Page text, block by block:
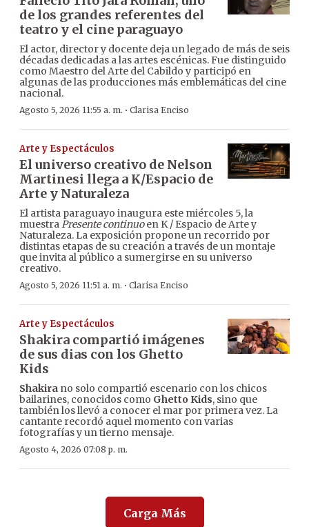
de los grandes referentes del
teatro y el cine paraguayo
El actor, director y docente deja un legado de más de seis
décadas dedicadas a las artes escénicas. Fue distinguido
como Maestro del Arte del Cabildo y participó en
algunas de las producciones más emblemáticas del cine
nacional.
Agosto 5, 2026 11:55 a. m. · Clarisa Enciso
Arte y Espectáculos
El universo creativo de Nelson
Martinesi llega a K/Espacio de
Arte y Naturaleza
El artista paraguayo inaugura este miércoles 5, la
muestraPresente continuoen K / Espacio de Arte y
Naturaleza. La exposición propone un recorrido por
distintas etapas de su creación a través de un montaje
que invita al público a sumergirse en su universo
creativo.
Agosto 5, 2026 11:51 a. m. · Clarisa Enciso
Arte y Espectáculos
Shakira compartió imágenes
de sus dias con los Ghetto
Kids
Shakira no solo compartió escenario con los chicos
bailarines, conocidos como Ghetto Kids, sino que
también los llevó a conocer el mar por primera vez. La
cantante recordó aquel momento con varias
fotografías y un tierno mensaje.
Agosto 4, 2026 07:08 p. m.
Carga Más